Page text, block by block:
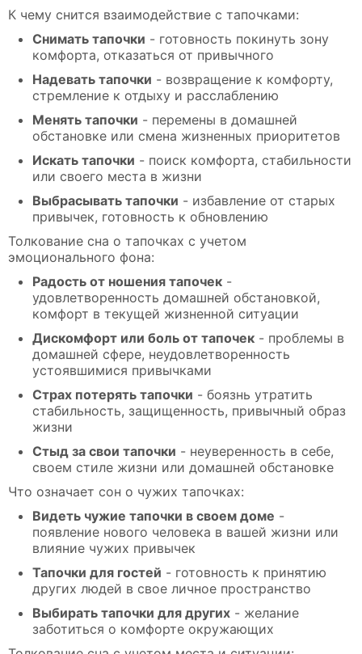
К чему снится взаимодействие с тапочками:
Снимать тапочки - готовность покинуть зону
комфорта, отказаться от привычного
Надевать тапочки - возвращение к комфорту,
стремление к отдыху и расслаблению
Менять тапочки - перемены в домашней
обстановке или смена жизненных приоритетов
Искать тапочки - поиск комфорта, стабильности
или своего места в жизни
Выбрасывать тапочки - избавление от старых
привычек, готовность к обновлению
Толкование сна о тапочках с учетом
эмоционального фона:
Радость от ношения тапочек -
удовлетворенность домашней обстановкой,
комфорт в текущей жизненной ситуации
Дискомфорт или боль от тапочек - проблемы в
домашней сфере, неудовлетворенность
устоявшимися привычками
Страх потерять тапочки - боязнь утратить
стабильность, защищенность, привычный образ
жизни
Стыд за свои тапочки - неуверенность в себе,
своем стиле жизни или домашней обстановке
Что означает сон о чужих тапочках:
Видеть чужие тапочки в своем доме -
появление нового человека в вашей жизни или
влияние чужих привычек
Тапочки для гостей - готовность к принятию
других людей в свое личное пространство
Выбирать тапочки для других - желание
заботиться о комфорте окружающих